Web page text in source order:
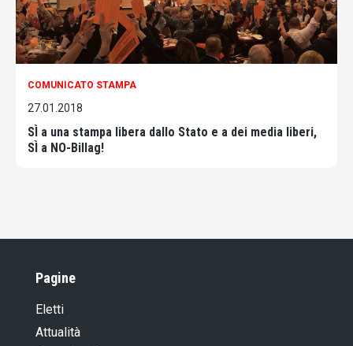
COMUNICATO STAMPA
27.01.2018
SÌ a una stampa libera dallo Stato e a dei media liberi,
SÌ a NO-Billag!
Pagine
Eletti
Attualità